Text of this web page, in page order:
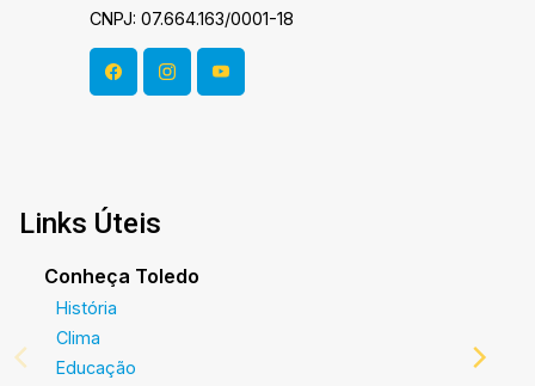
CNPJ: 07.664.163/0001-18
Links Úteis
Conheça Toledo
História
Clima
Educação